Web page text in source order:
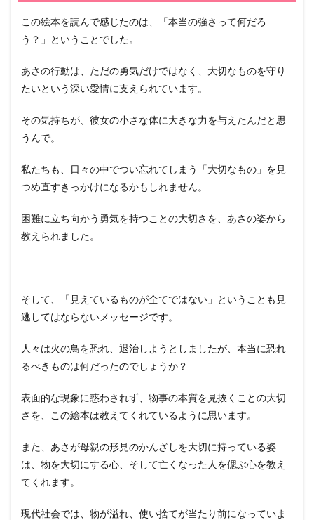
この絵本を読んで感じたのは、「本当の強さって何だろ
う？」ということでした。
あさの行動は、ただの勇気だけではなく、大切なものを守り
たいという深い愛情に支えられています。
その気持ちが、彼女の小さな体に大きな力を与えたんだと思
うんで。
私たちも、日々の中でつい忘れてしまう「大切なもの」を見
つめ直すきっかけになるかもしれません。
困難に立ち向かう勇気を持つことの大切さを、あさの姿から
教えられました。
そして、「見えているものが全てではない」ということも見
逃してはならないメッセージです。
人々は火の鳥を恐れ、退治しようとしましたが、本当に恐れ
るべきものは何だったのでしょうか？
表面的な現象に惑わされず、物事の本質を見抜くことの大切
さを、この絵本は教えてくれているように思います。
また、あさが母親の形見のかんざしを大切に持っている姿
は、物を大切にする心、そして亡くなった人を偲ぶ心を教え
てくれます。
現代社会では、物が溢れ、使い捨てが当たり前になっていま